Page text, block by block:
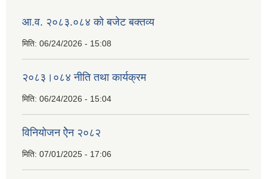
आ.व. २०८३.०८४ को बजेट बक्तव्य
मिति: 06/24/2026 - 15:08
२०८३।०८४ नीति तथा कार्यक्रम
मिति: 06/24/2026 - 15:04
विनियोजन ऐेन २०८२
मिति: 07/01/2025 - 17:06